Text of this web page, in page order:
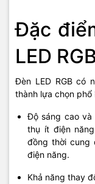
Đặc
LED
Đèn LED RGB có
thành lựa chọn
Độ sáng cao và
thụ ít điện
đồng thời cung
điện năng.
Khả năng thay